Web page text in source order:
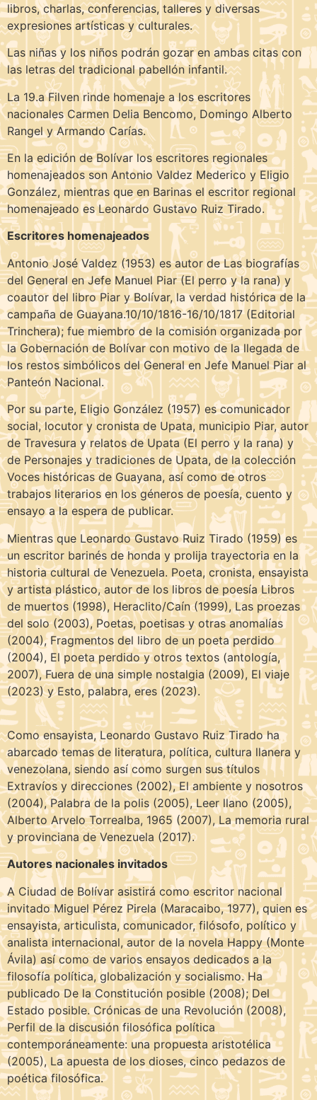
libros, charlas, conferencias, talleres y diversas
expresiones artísticas y culturales.
Las niñas y los niños podrán gozar en ambas citas con
las letras del tradicional pabellón infantil.
La 19.a Filven rinde homenaje a los escritores
nacionales Carmen Delia Bencomo, Domingo Alberto
Rangel y Armando Carías.
En la edición de Bolívar los escritores regionales
homenajeados son Antonio Valdez Mederico y Eligio
González, mientras que en Barinas el escritor regional
homenajeado es Leonardo Gustavo Ruiz Tirado.
Escritores homenajeados
Antonio José Valdez (1953) es autor de Las biografías
del General en Jefe Manuel Piar (El perro y la rana) y
coautor del libro Piar y Bolívar, la verdad histórica de la
campaña de Guayana.10/10/1816-16/10/1817 (Editorial
Trinchera); fue miembro de la comisión organizada por
la Gobernación de Bolívar con motivo de la llegada de
los restos simbólicos del General en Jefe Manuel Piar al
Panteón Nacional.
Por su parte, Eligio González (1957) es comunicador
social, locutor y cronista de Upata, municipio Piar, autor
de Travesura y relatos de Upata (El perro y la rana) y
de Personajes y tradiciones de Upata, de la colección
Voces históricas de Guayana, así como de otros
trabajos literarios en los géneros de poesía, cuento y
ensayo a la espera de publicar.
Mientras que Leonardo Gustavo Ruiz Tirado (1959) es
un escritor barinés de honda y prolija trayectoria en la
historia cultural de Venezuela. Poeta, cronista, ensayista
y artista plástico, autor de los libros de poesía Libros
de muertos (1998), Heraclito/Caín (1999), Las proezas
del solo (2003), Poetas, poetisas y otras anomalías
(2004), Fragmentos del libro de un poeta perdido
(2004), El poeta perdido y otros textos (antología,
2007), Fuera de una simple nostalgia (2009), El viaje
(2023) y Esto, palabra, eres (2023).
Como ensayista, Leonardo Gustavo Ruiz Tirado ha
abarcado temas de literatura, política, cultura llanera y
venezolana, siendo así como surgen sus títulos
Extravíos y direcciones (2002), El ambiente y nosotros
(2004), Palabra de la polis (2005), Leer llano (2005),
Alberto Arvelo Torrealba, 1965 (2007), La memoria rural
y provinciana de Venezuela (2017).
Autores nacionales invitados
A Ciudad de Bolívar asistirá como escritor nacional
invitado Miguel Pérez Pirela (Maracaibo, 1977), quien es
ensayista, articulista, comunicador, filósofo, político y
analista internacional, autor de la novela Happy (Monte
Ávila) así como de varios ensayos dedicados a la
filosofía política, globalización y socialismo. Ha
publicado De la Constitución posible (2008); Del
Estado posible. Crónicas de una Revolución (2008),
Perfil de la discusión filosófica política
contemporáneamente: una propuesta aristotélica
(2005), La apuesta de los dioses, cinco pedazos de
poética filosófica.